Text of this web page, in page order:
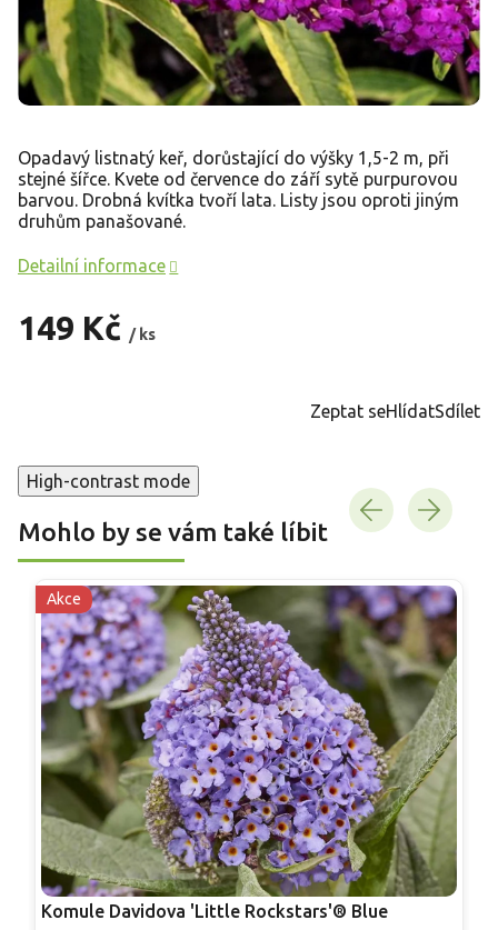
149 Kč / ks
Opadavý listnatý keř, dorůstající do výšky 1,5-2 m, při
stejné šířce. Kvete od července do září sytě purpurovou
barvou. Drobná kvítka tvoří lata. Listy jsou oproti jiným
druhům panašované.
Detailní informace
Zeptat seHlídatSdílet
High-contrast mode
Mohlo by se vám také líbit
Akce
Komule Davidova 'Little Rockstars'® Blue